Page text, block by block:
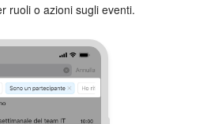
ruoli o azioni sugli eventi.